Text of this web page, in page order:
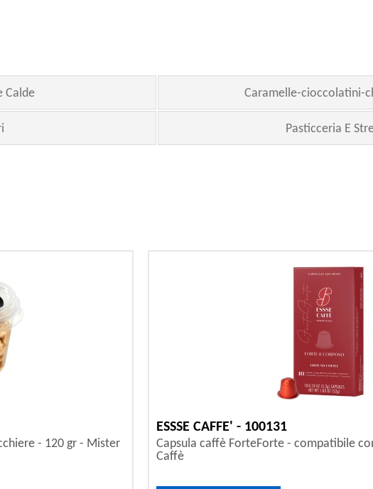
Calde Caramelle-cioccolatini-
Pasticceria E
- 120 gr - Mister
ESSSE CAFFE' - 100131
Capsula caffè ForteForte - compatibile
Caffè